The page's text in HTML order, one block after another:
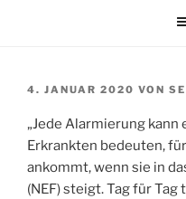
VERÖFFENTLICHT
4. JANUAR 2020 VON
„Jede Alarmierung
Erkrankten bedeuten,
ankommt, wenn sie in
(NEF) steigt. Tag für